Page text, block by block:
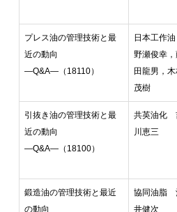
プレス油の管理技術と最
近の動向
―Q&A―（18110）
日本工作
野瀬俊幸
田龍男，
茂樹
引抜き油の管理技術と最
近の動向
―Q&A―（18100）
共英油化
川恵三
鍛造油の管理技術と最近
の動向
協同油脂
井健次